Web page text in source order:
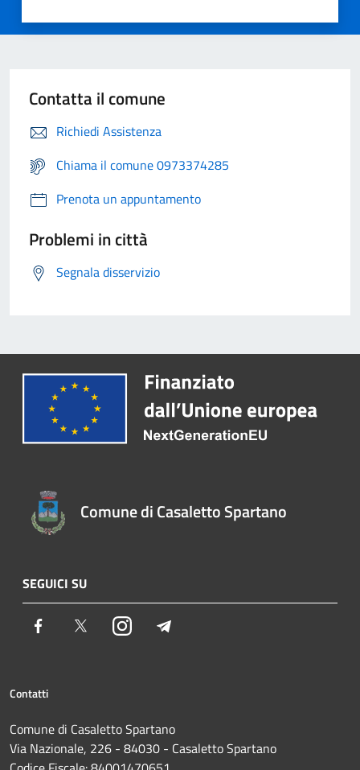
Contatta il comune
Richiedi Assistenza
Chiama il comune 0973374285
Prenota un appuntamento
Problemi in città
Segnala disservizio
Comune di Casaletto Spartano
SEGUICI SU
Facebook TwitterInstagram
Contatti
Comune di Casaletto Spartano
Via Nazionale, 226 - 84030 - Casaletto Spartano